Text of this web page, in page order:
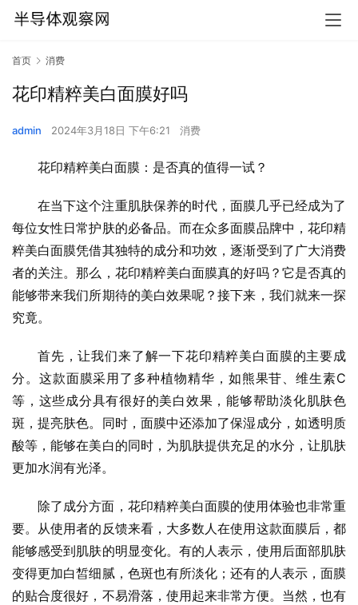
首页 消费
花印精粹美白面膜好吗
admin 2024年3月18日 下午6:21 消费
花印精粹美白面膜：是否真的值得一试？
在当下这个注重肌肤保养的时代，面膜几乎已经成为了
每位女性日常护肤的必备品。而在众多面膜品牌中，花印精
粹美白面膜凭借其独特的成分和功效，逐渐受到了广大消费
者的关注。那么，花印精粹美白面膜真的好吗？它是否真的
能够带来我们所期待的美白效果呢？接下来，我们就来一探
究竟。
首先，让我们来了解一下花印精粹美白面膜的主要成
分。这款面膜采用了多种植物精华，如熊果苷、维生素C
等，这些成分具有很好的美白效果，能够帮助淡化肌肤色
斑，提亮肤色。同时，面膜中还添加了保湿成分，如透明质
酸等，能够在美白的同时，为肌肤提供充足的水分，让肌肤
更加水润有光泽。
除了成分方面，花印精粹美白面膜的使用体验也非常重
要。从使用者的反馈来看，大多数人在使用这款面膜后，都
能够感受到肌肤的明显变化。有的人表示，使用后面部肌肤
变得更加白皙细腻，色斑也有所淡化；还有的人表示，面膜
的贴合度很好，不易滑落，使用起来非常方便。当然，也有